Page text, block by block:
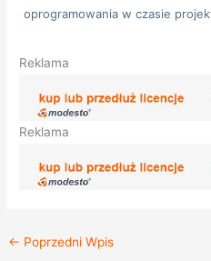
oprogramowania w czasie
Reklama
Reklama
← Poprzedni Wpis